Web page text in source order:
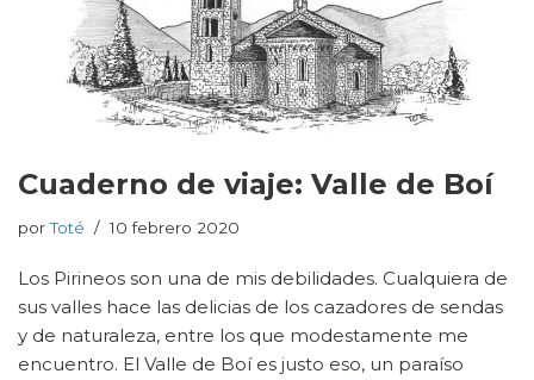
Cuaderno de viaje: Valle de Boí
porToté 10 febrero 2020
Los Pirineos son una de mis debilidades. Cualquiera de
sus valles hace las delicias de los cazadores de sendas
y de naturaleza, entre los que modestamente me
encuentro. El Valle de Boí es justo eso, un paraíso